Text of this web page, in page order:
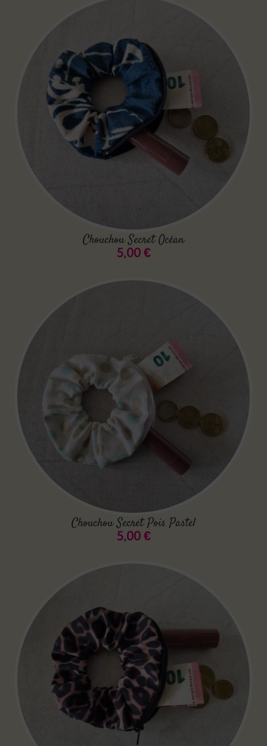
Chouchou Secret Océan
5,00 €
Chouchou Secret Pois Pastel
5,00 €